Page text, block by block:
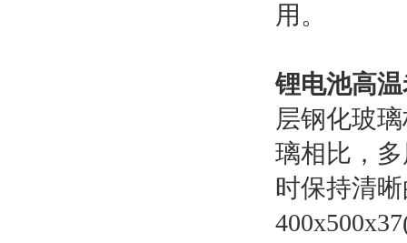
用。
锂电池高
层钢化玻
璃相比，
时保持清